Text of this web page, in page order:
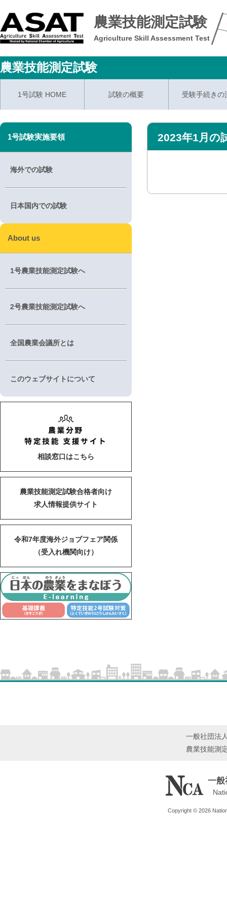
農業技能測定試験
Agriculture Skill Assessment Test
農業技能測定試験
1号試験 HOME 試験の概要 受験手続きの
2023年1月の
1号試験実施要領
海外での試験
日本国内での試験
About us
1号農業技能測定試験へ
2号農業技能測定試験へ
全国農業会議所とは
このウェブサイトについて
相談窓口はこちら
農業技能測定試験合格者向け
求人情報提供サイト
令和7年度海外ジョブフェア関係
（受入れ機関向け）
一般社団法
農業技能測
一般
Copyright © 2026